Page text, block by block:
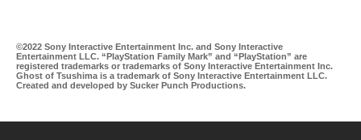
©2022 Sony Interactive Entertainment Inc. and Sony Interactive
Entertainment LLC. “PlayStation Family Mark” and “PlayStation” are
registered trademarks or trademarks of Sony Interactive Entertainment Inc.
Ghost of Tsushima is a trademark of Sony Interactive Entertainment LLC.
Created and developed by Sucker Punch Productions.